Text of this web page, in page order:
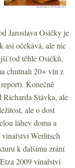
Jaroslava Osičky je
asi očekává, ale nic
(od těhle Osičků,
chutnali 20+ vín z
Konečně
Richarda Stávka, ale
ale o dost
láhev doma a
Werlitsch
k dalšímu zrání
2009 vinařství